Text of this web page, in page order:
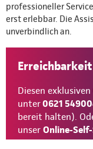
professioneller
erst erlebbar. Die
unverbindlich an.
Erreichbarkeit
Diesen
unter0621
bereit halten).
unser Online-Self-